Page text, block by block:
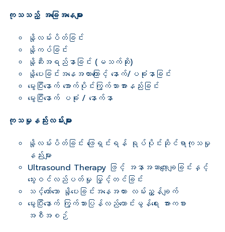
ကုသသည့် အခြေအနေများ
နို့လမ်းပိတ်ခြင်း
နို့ကပ်ခြင်း
နို့ဆီးအရည်နာခြင်း (မသက်ဆိုး)
နို့ပေးခြင်းအနေအထားကြောင့် နောက်/ပခုံးနာခြင်း
မွေးပြီးနောက် အောက်ပိုင်းကြွက်သားအားနည်းခြင်း
မွေးပြီးနောက် ပခုံး / နောက်နာ
ကုသမှုနည်းလမ်းများ
နို့လမ်းပိတ်ခြင်း ဖြေရှင်းရန် ရုပ်ပိုင်းဆိုင်ရာကုသမှု
နည်းများ
Ultrasound Therapy ဖြင့် အနာအဆာလျော့ချခြင်းနှင့်
သွေးဝင်လည်ပတ်မှု မြှင့်တင်ခြင်း
သင့်တော်သော နို့ပေးခြင်းအနေအထား လမ်းညွှန်ချက်
မွေးပြီးနောက် ကြွက်သားပြန်လည်ကောင်းမွန်ရေး အားကစား
အစီအစဉ်